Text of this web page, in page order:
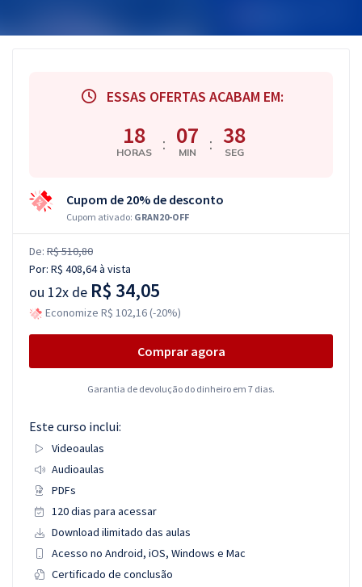
ESSAS OFERTAS ACABAM EM:
18
HORAS : 07
MIN : 37
SEG
Cupom de 20% de desconto
Cupom ativado: GRAN20-OFF
De: R$ 510,80
Por: R$ 408,64à vista
ou 12x de R$ 34,05
Economize R$ 102,16 (-20%)
Comprar agora
Garantia de devolução do dinheiro em 7 dias.
Este curso inclui:
Videoaulas
Audioaulas
PDFs
120 dias para acessar
Download ilimitado das aulas
Acesso no Android, iOS, Windows e Mac
Certificado de conclusão